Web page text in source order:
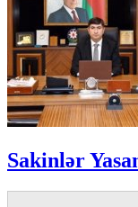
Sakinlər